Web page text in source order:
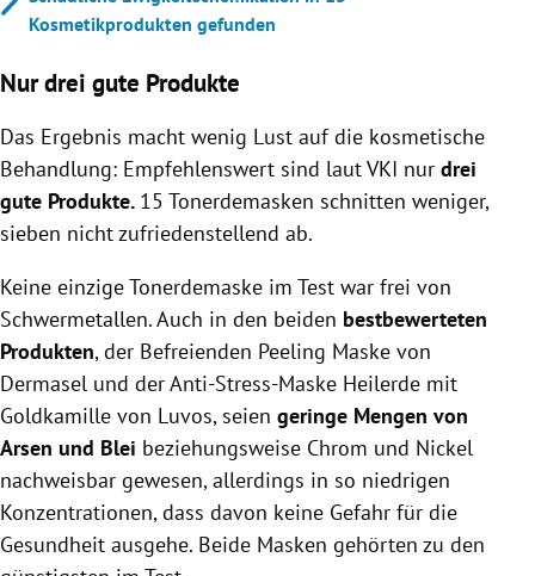
Kosmetikprodukten gefunden
Nur drei gute Produkte
Das Ergebnis macht wenig Lust auf die kosmetische
Behandlung: Empfehlenswert sind laut VKI nur drei
gute Produkte. 15 Tonerdemasken schnitten weniger,
sieben nicht zufriedenstellend ab.
Keine einzige Tonerdemaske im Test war frei von
Schwermetallen. Auch in den beiden bestbewerteten
Produkten, der Befreienden Peeling Maske von
Dermasel und der Anti-Stress-Maske Heilerde mit
Goldkamille von Luvos, seien geringe Mengen von
Arsen und Blei beziehungsweise Chrom und Nickel
nachweisbar gewesen, allerdings in so niedrigen
Konzentrationen, dass davon keine Gefahr für die
Gesundheit ausgehe. Beide Masken gehörten zu den